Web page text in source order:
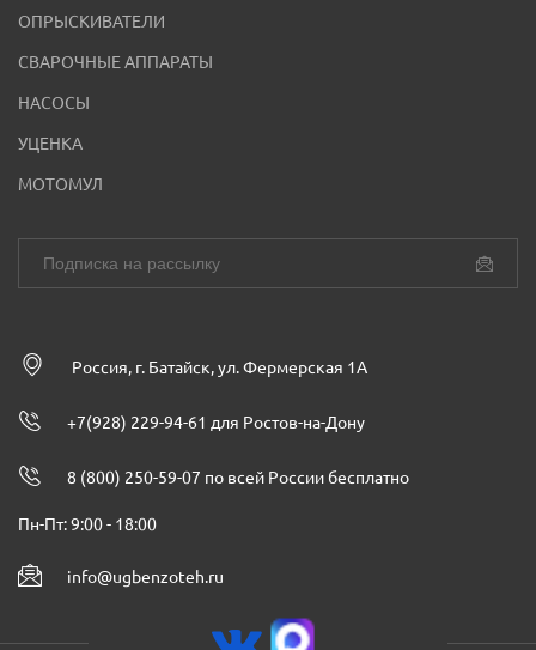
ОПРЫСКИВАТЕЛИ
СВАРОЧНЫЕ АППАРАТЫ
НАСОСЫ
УЦЕНКА
МОТОМУЛ
Россия, г. Батайск, ул. Фермерская 1А
+7(928) 229-94-61 для Ростов-на-Дону
8 (800) 250-59-07 по всей России бесплатно
Пн-Пт: 9:00 - 18:00
info@ugbenzoteh.ru